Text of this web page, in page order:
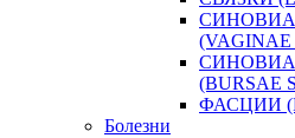
(BURSAE
ФАСЦИИ
Болезни